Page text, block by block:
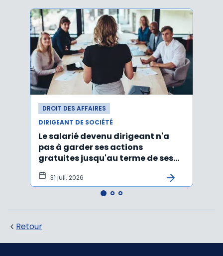
DROIT DES AFFAIRES
DIRIGEANT DE SOCIÉTÉ
Le salarié devenu dirigeant n'a
pas à garder ses actions
gratuites jusqu'au terme de ses
fonctions
31 juil. 2026
Retour